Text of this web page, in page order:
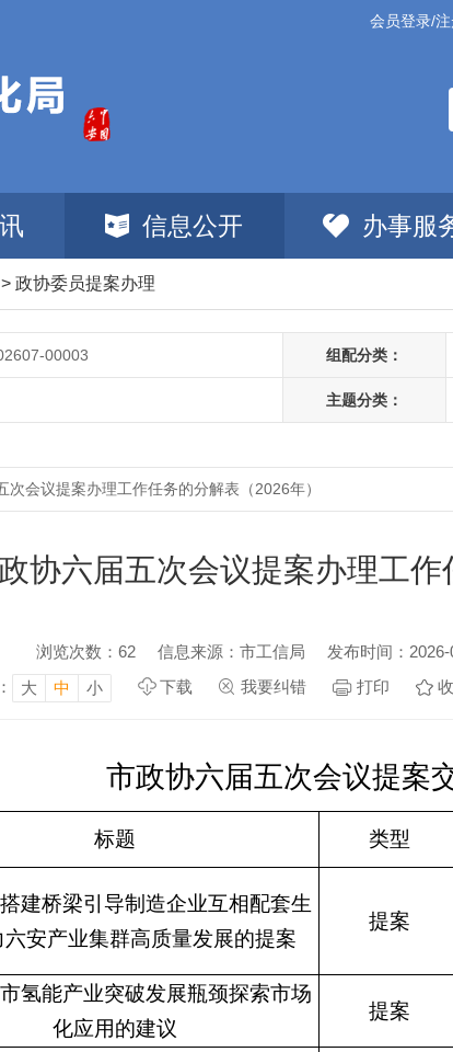
会员登录/
信息公开 办事服
> 政协委员提案办理
00003 组配分类：
主题分类：
次会议提案办理工作任务的分解表（2026年）
协六届五次会议提案办理工作
浏览次数： 62 信息来源：市工信局
发布时间：
大 中 小 下载 我要纠错 打印
市政协六届五次会议提案
标题 类型
建桥梁引导制造企业互相配套生
安产业集群高质量发展的提案
提案
氢能产业突破发展瓶颈探索市场
化应用的建议
提案